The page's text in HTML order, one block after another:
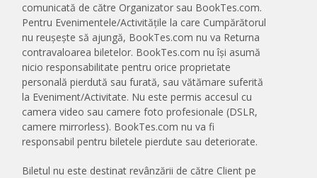
comunicată de către Organizator sau BookTes.com.
Pentru Evenimentele/Activitățile la care Cumpărătorul
nu reușește să ajungă, BookTes.com nu va Returna
contravaloarea biletelor. BookTes.com nu își asumă
nicio responsabilitate pentru orice proprietate
personală pierdută sau furată, sau vătămare suferită
la Eveniment/Activitate. Nu este permis accesul cu
camera video sau camere foto profesionale (DSLR,
camere mirrorless). BookTes.com nu va fi
responsabil pentru biletele pierdute sau deteriorate.
Biletul nu este destinat revânzării de către Client pe